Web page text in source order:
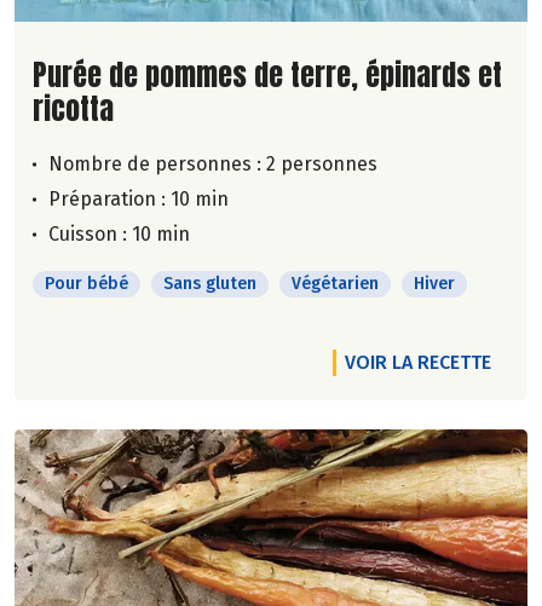
Lire la suite de la recette
Purée de pommes de terre, épinards et
ricotta
Nombre de personnes : 2 personnes
Préparation : 10 min
Cuisson : 10 min
Pour bébé Sans gluten Végétarien Hiver
VOIR LA RECETTE